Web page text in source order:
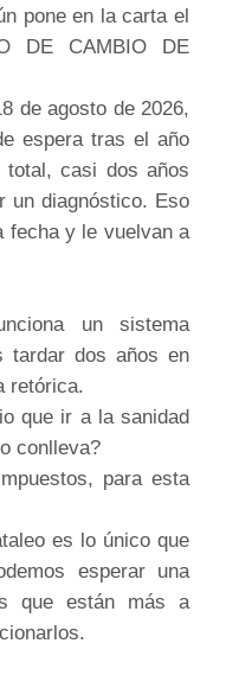
pone en la carta el
DE CAMBIO DE
de agosto de 2026,
espera tras el año
total, casi dos años
un diagnóstico. Eso
fecha y le vuelvan a
un sistema
tardar dos años en
retórica.
que ir a la sanidad
conlleva?
para esta
es lo único que
esperar una
que están más a